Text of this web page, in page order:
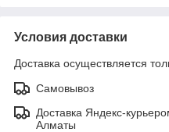
Условия доставки
Доставка осуществляется
Самовывоз
Доставка Яндекс-
Алматы